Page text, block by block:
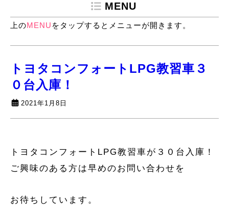
MENU
上のMENU をタップするとメニューが開きます。
トヨタコンフォートLPG教習車３
０台入庫！
2021年1月8日
トヨタコンフォートLPG教習車が３０台入庫！
ご興味のある方は早めのお問い合わせを
お待ちしています。